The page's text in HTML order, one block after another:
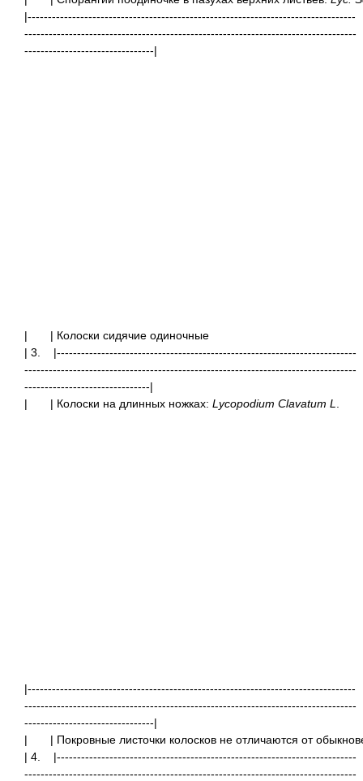
|---------------------------------------------------------------------------------
----------------------------------------------------------------------------------
--------------------------------|
|
| Колоски
| 3. |--------------------------------------------------------------------------
----------------------------------------------------------------------------------
-------------------------------|
|
| Колоски на длинных ножках: Lycopodium Clavatum L
|---------------------------------------------------------------------------------
----------------------------------------------------------------------------------
--------------------------------|
|
| Покровные листочки колосков не отличаются от
| 4. |--------------------------------------------------------------------------
----------------------------------------------------------------------------------